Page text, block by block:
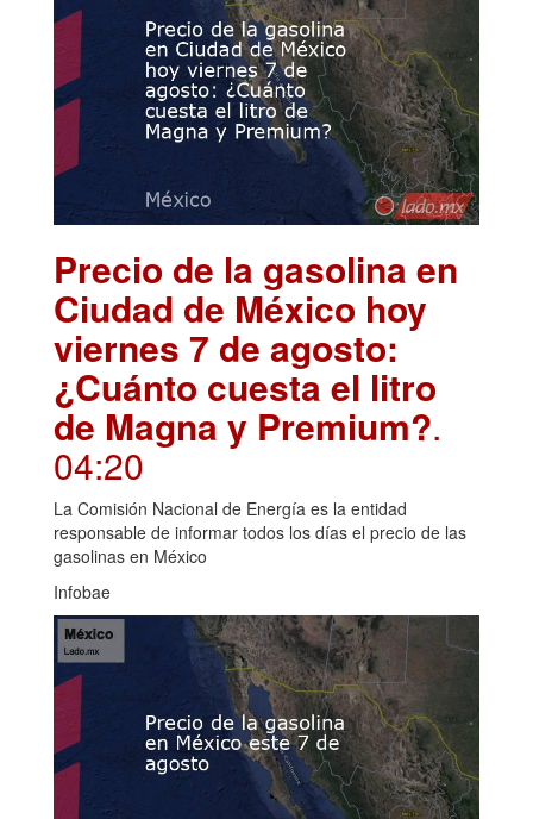
Precio de la gasolina en
Ciudad de México hoy
viernes 7 de agosto:
¿Cuánto cuesta el litro
de Magna y Premium?.
04:20
La Comisión Nacional de Energía es la entidad
responsable de informar todos los días el precio de las
gasolinas en México
Infobae